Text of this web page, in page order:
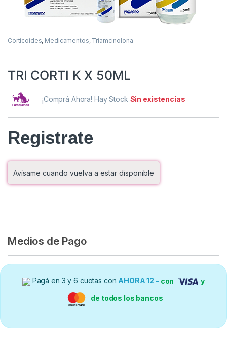
Corticoides, Medicamentos, Triamcinolona
TRI CORTI K X 50ML
¡Comprá Ahora! Hay Stock Sin existencias
Registrate
Avísame cuando vuelva a estar disponible
Medios de Pago
Pagá en 3 y 6 cuotas con AHORA 12 – con y
de todos los bancos